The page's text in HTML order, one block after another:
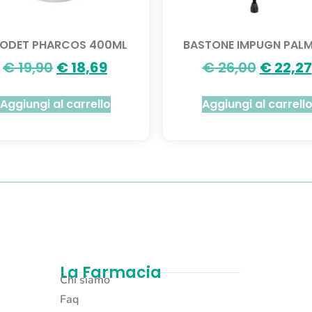
PHARCOS 400ML
€19,90 €18,69
Aggiungi al carrello
BASTONE IMPUGN
€26,00 €22,27
Aggiungi al carrello
La Farmacia
Chi siamo
Faq